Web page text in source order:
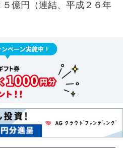
億円（連結、平成２６年